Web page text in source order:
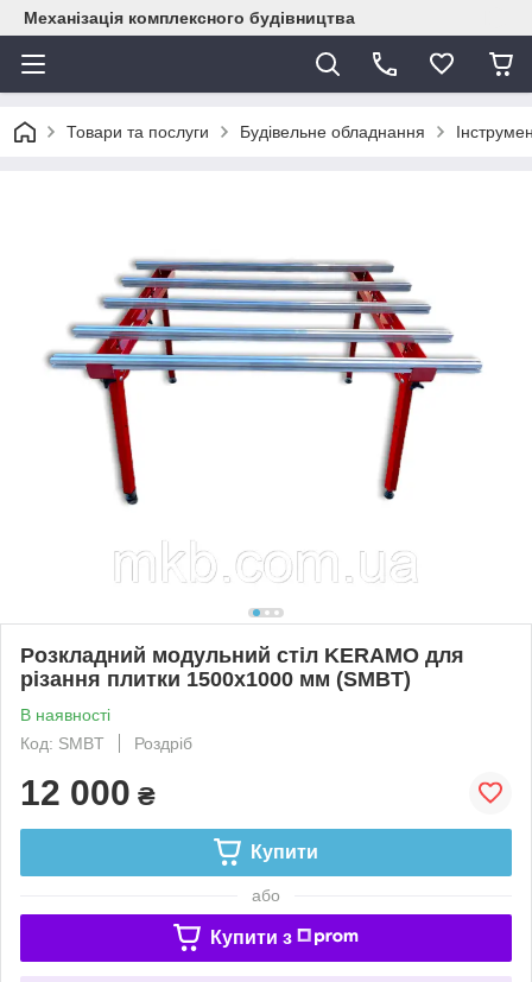
Механізація комплексного будівництва
Товари та послуги Будівельне обладнання
Розкладний модульний стіл KERAMO для
різання плитки 1500х1000 мм (SMBT)
В наявності
Код: SMBT
Роздріб
12 000 ₴
Купити
або
Купити з